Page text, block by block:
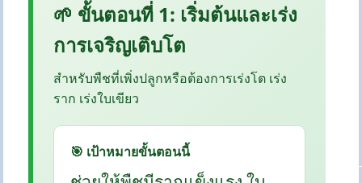
🌱 ขั้นตอนที่ 1: เริ่มต้นและเร่ง
การเจริญเติบโต
สำหรับพืชที่เพิ่งปลูกหรือต้องการเร่งโต เร่ง
ราก เร่งใบเขียว
🎯 เป้าหมายขั้นตอนนี้